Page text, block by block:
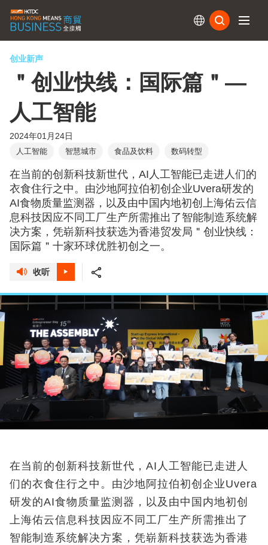
创业新声
＂创业快线：国际篇＂—
人工智能
2024年01月24日
人工智能 智慧城市 食品及饮料 数码转型
在当前的创新科技新世代，AI人工智能已走进人们的
衣食住行之中。由沙地阿拉伯初创企业Uvera研发的
AI食物质量监测器，以及由中国内地初创上海佑云信
息科技因应不同工厂生产所需推出了智能制造系统解
决方案，凭崭新科技获选为香港贸发局＂创业快线：
国际篇＂十家环球优胜初创之一。
收听
在当前的创新科技新世代，AI 人工智能已走进人
们的衣食住行之中。由沙地阿拉伯初创企业Uvera
研发的AI食物质量监测器，以及由中国内地初创
上海佑云信息科技因应不同工厂生产所需推出了
智能制造系统解决方案，凭崭新科技获选为香港